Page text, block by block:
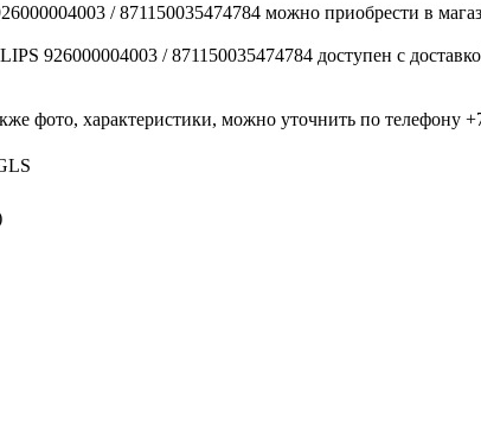
/ 871150035474784 можно приобрести в
926000004003 / 871150035474784 доступен с
фото, характеристики, можно уточнить по телефону